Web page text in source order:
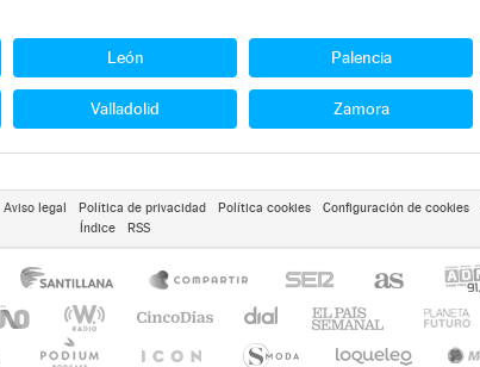
León Palencia
Valladolid Zamora
Aviso legal Política de privacidad Política cookies Configuración de cookies
Índice
RSS